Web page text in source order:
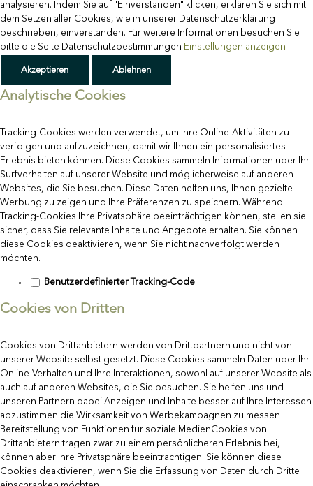
analysieren. Indem Sie auf "Einverstanden" klicken, erklären Sie sich mit
dem Setzen aller Cookies, wie in unserer Datenschutzerklärung
beschrieben, einverstanden. Für weitere Informationen besuchen Sie
bitte die Seite Datenschutzbestimmungen Einstellungen anzeigen
Akzeptieren Ablehnen
Analytische Cookies
Tracking-Cookies werden verwendet, um Ihre Online-Aktivitäten zu
verfolgen und aufzuzeichnen, damit wir Ihnen ein personalisiertes
Erlebnis bieten können. Diese Cookies sammeln Informationen über Ihr
Surfverhalten auf unserer Website und möglicherweise auf anderen
Websites, die Sie besuchen. Diese Daten helfen uns, Ihnen gezielte
Werbung zu zeigen und Ihre Präferenzen zu speichern. Während
Tracking-Cookies Ihre Privatsphäre beeinträchtigen können, stellen sie
sicher, dass Sie relevante Inhalte und Angebote erhalten. Sie können
diese Cookies deaktivieren, wenn Sie nicht nachverfolgt werden
möchten.
Benutzerdefinierter Tracking-Code
Cookies von Dritten
Cookies von Drittanbietern werden von Drittpartnern und nicht von
unserer Website selbst gesetzt. Diese Cookies sammeln Daten über Ihr
Online-Verhalten und Ihre Interaktionen, sowohl auf unserer Website als
auch auf anderen Websites, die Sie besuchen. Sie helfen uns und
unseren Partnern dabei:Anzeigen und Inhalte besser auf Ihre Interessen
abzustimmen die Wirksamkeit von Werbekampagnen zu messen
Bereitstellung von Funktionen für soziale MedienCookies von
Drittanbietern tragen zwar zu einem persönlicheren Erlebnis bei,
können aber Ihre Privatsphäre beeinträchtigen. Sie können diese
Cookies deaktivieren, wenn Sie die Erfassung von Daten durch Dritte